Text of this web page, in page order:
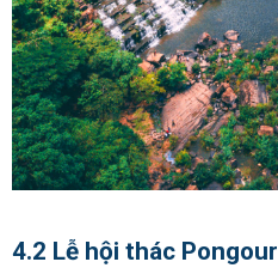
4.2 Lễ hội thác Pongour